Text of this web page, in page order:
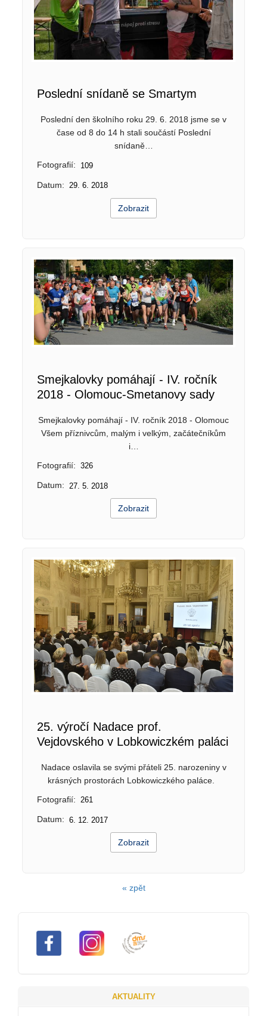
Poslední snídaně se Smartym
Poslední den školního roku 29. 6. 2018 jsme se v
čase od 8 do 14 h stali součástí Poslední
snídaně…
Fotografií:
109
Datum: 29. 6. 2018
Zobrazit
Smejkalovky pomáhají - IV. ročník
2018 - Olomouc-Smetanovy sady
Smejkalovky pomáhají - IV. ročník 2018 - Olomouc
Všem příznivcům, malým i velkým, začátečníkům
i…
Fotografií:
326
Datum: 27. 5. 2018
Zobrazit
25. výročí Nadace prof.
Vejdovského v Lobkowiczkém paláci
Nadace oslavila se svými přáteli 25. narozeniny v
krásných prostorách Lobkowiczkého paláce.
Fotografií:
261
Datum: 6. 12. 2017
Zobrazit
« zpět
AKTUALITY